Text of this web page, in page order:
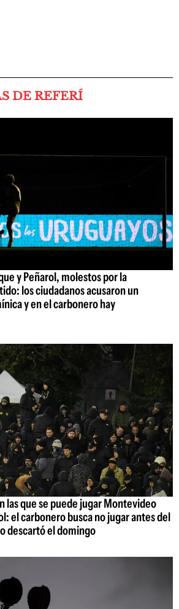
DE REFERÍ
y Peñarol, molestos por la
los ciudadanos acusaron un
y en el carbonero hay
las que se puede jugar Montevideo
el carbonero busca no jugar antes del
descartó el domingo